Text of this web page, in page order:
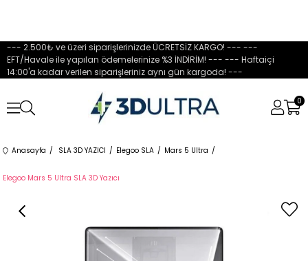
--- 2.500₺ ve üzeri siparişlerinizde ÜCRETSİZ KARGO! --- ---
EFT/Havale ile yapılan ödemelerinize %3 İNDİRİM! --- --- Haftaiçi
14:00'a kadar verilen siparişleriniz aynı gün kargoda! ---
0
Anasayfa SLA 3D YAZICI Elegoo SLA Mars 5 Ultra
Elegoo Mars 5 Ultra SLA 3D Yazıcı